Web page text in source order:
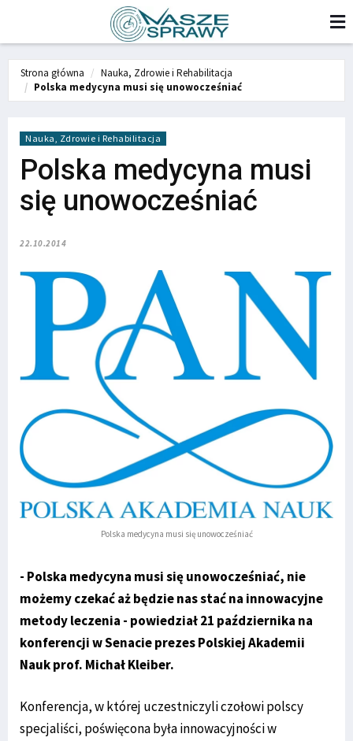
Strona główna
Nauka, Zdrowie i Rehabilitacja
Polska medycyna musi się unowocześniać
Nauka, Zdrowie i Rehabilitacja
Polska medycyna musi
się unowocześniać
22.10.2014
Polska medycyna musi się unowocześniać
- Polska medycyna musi się unowocześniać, nie
możemy czekać aż będzie nas stać na innowacyjne
metody leczenia - powiedział 21 października na
konferencji w Senacie prezes Polskiej Akademii
Nauk prof. Michał Kleiber.
Konferencja, w której uczestniczyli czołowi polscy
specjaliści, poświęcona była innowacyjności w